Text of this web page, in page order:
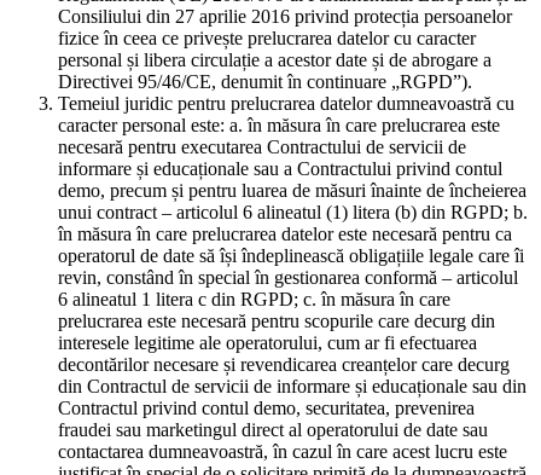
Consiliului din 27 aprilie 2016 privind protecția persoanelor
fizice în ceea ce privește prelucrarea datelor cu caracter
personal și libera circulație a acestor date și de abrogare a
Directivei 95/46/CE, denumit în continuare „RGPD”).
Temeiul juridic pentru prelucrarea datelor dumneavoastră cu
caracter personal este: a. în măsura în care prelucrarea este
necesară pentru executarea Contractului de servicii de
informare și educaționale sau a Contractului privind contul
demo, precum și pentru luarea de măsuri înainte de încheierea
unui contract – articolul 6 alineatul (1) litera (b) din RGPD; b.
în măsura în care prelucrarea datelor este necesară pentru ca
operatorul de date să își îndeplinească obligațiile legale care îi
revin, constând în special în gestionarea conformă – articolul
6 alineatul 1 litera c din RGPD; c. în măsura în care
prelucrarea este necesară pentru scopurile care decurg din
interesele legitime ale operatorului, cum ar fi efectuarea
decontărilor necesare și revendicarea creanțelor care decurg
din Contractul de servicii de informare și educaționale sau din
Contractul privind contul demo, securitatea, prevenirea
fraudei sau marketingul direct al operatorului de date sau
contactarea dumneavoastră, în cazul în care acest lucru este